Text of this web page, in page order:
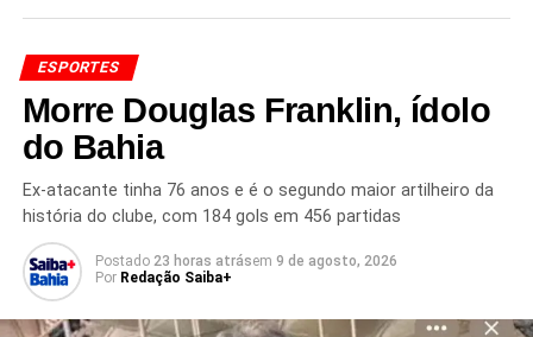
atletas da modalidade em uma disputa que movimentou o
Rayssa Leal se destacou ao longo da competição e
garantiu o primeiro lugar, ampliando sua trajetória de
conquistas no skate street. A brasileira é uma das
principais referências da modalidade e segue
acumulando resultados expressivos em competições
internacionais.
A realização da etapa em um dos espaços esportivos
mais tradicionais do Rio de Janeiro também representou
ESPORTES
Morre Douglas Franklin, ídolo
do Bahia
Ex-atacante tinha 76 anos e é o segundo maior artilheiro da
história do clube, com 184 gols em 456 partidas
Postado 23 horas atrásem 9 de agosto, 2026
Por Redação Saiba+